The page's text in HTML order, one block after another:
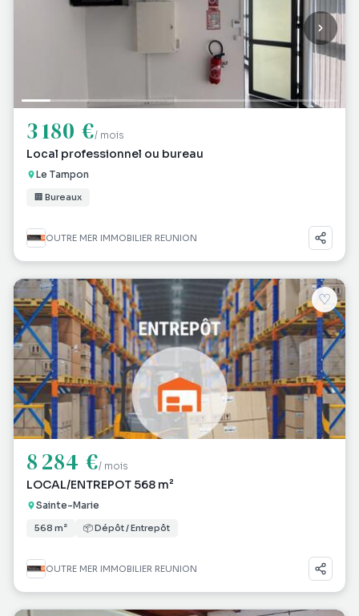
3 180 €/ mois
Local professionnel ou bureau
Le Tampon
🏢 Bureaux
OUTRE MER IMMOBILIER REUNION
♡
8 284 €/ mois
LOCAL/ENTREPOT 568 m²
Sainte-Marie
568 m² 📦 Dépôt / Entrepôt
OUTRE MER IMMOBILIER REUNION